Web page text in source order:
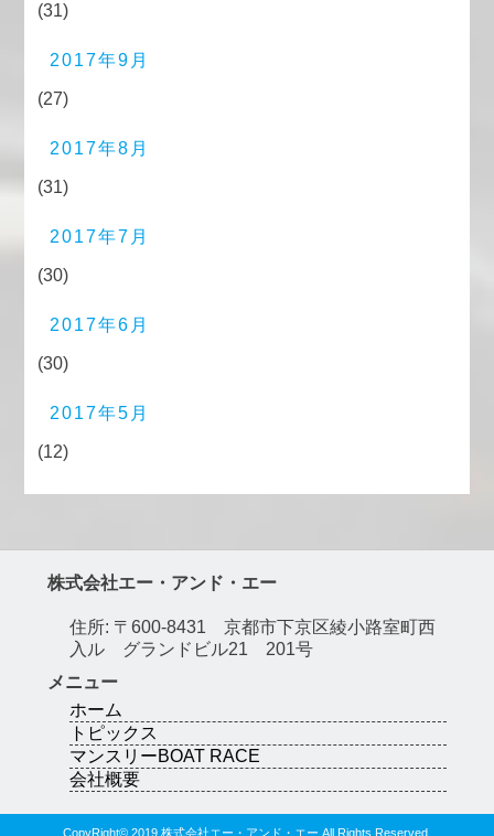
(31)
2017年9月
(27)
2017年8月
(31)
2017年7月
(30)
2017年6月
(30)
2017年5月
(12)
株式会社エー・アンド・エー
住所: 〒600-8431 京都市下京区綾小路室町西
入ル グランドビル21 201号
メニュー
ホーム
トピックス
マンスリーBOAT RACE
会社概要
CopyRight© 2019 株式会社エー・アンド・エー All Rights Reserved.